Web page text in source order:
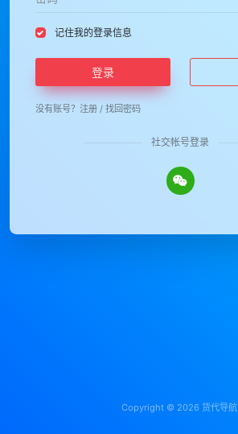
记住我的登录信息
登录
没有账号？ 注册 / 找回密码
社交帐号登录
Copyright © 2026 货代导航